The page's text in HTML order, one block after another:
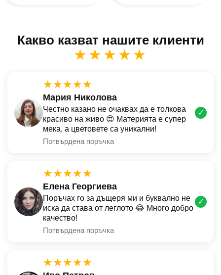
Какво казват нашите клиенти
★★★★★
★★★★★
Мария Николова
Честно казано не очаквах да е толкова
красиво на живо 😍 Материята е супер
мека, а цветовете са уникални!
Потвърдена поръчка
✓
★★★★★
Елена Георгиева
Поръчах го за дъщеря ми и буквално не
иска да става от леглото 😂 Много добро
качество!
Потвърдена поръчка
✓
★★★★★